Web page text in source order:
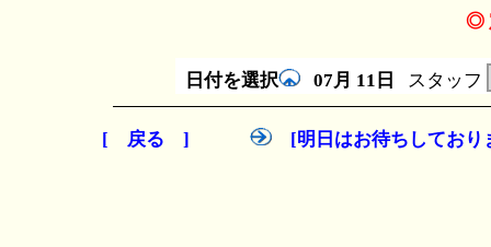
◎
日付を選択 07月 11日 スタッフ
[ 戻る ] [明日はお待ちしてお